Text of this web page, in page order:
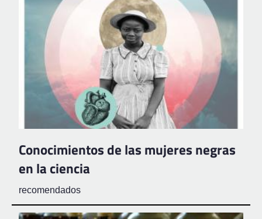
Conocimientos de las mujeres negras
en la ciencia
recomendados